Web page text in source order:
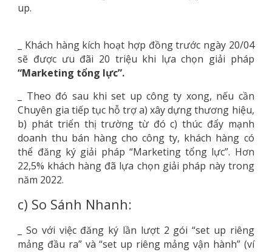
up.
_ Khách hàng kích hoạt hợp đồng trước ngày 20/04
sẽ được ưu đãi 20 triệu khi lựa chọn giải pháp
“Marketing tổng lực”.
_ Theo đó sau khi set up công ty xong, nếu cần
Chuyên gia tiếp tục hỗ trợ a) xây dựng thương hiệu,
b) phát triển thị trường từ đó c) thúc đẩy mạnh
doanh thu bán hàng cho công ty, khách hàng có
thể đăng ký giải pháp “Marketing tổng lực”. Hơn
22,5% khách hàng đã lựa chọn giải pháp này trong
năm 2022.
c) So Sánh Nhanh:
_ So với việc đăng ký lần lượt 2 gói “set up riêng
mảng đầu ra” và “set up riêng mảng vận hành” (ví